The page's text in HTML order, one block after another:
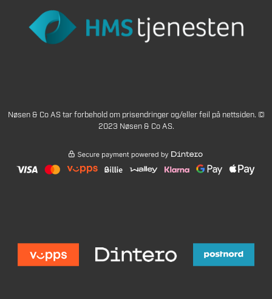
Nøsen & Co AS tar forbehold om prisendringer og/eller feil på nettsiden. ©
2023 Nøsen & Co AS.